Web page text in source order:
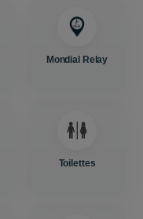
Mondial Relay
Toilettes